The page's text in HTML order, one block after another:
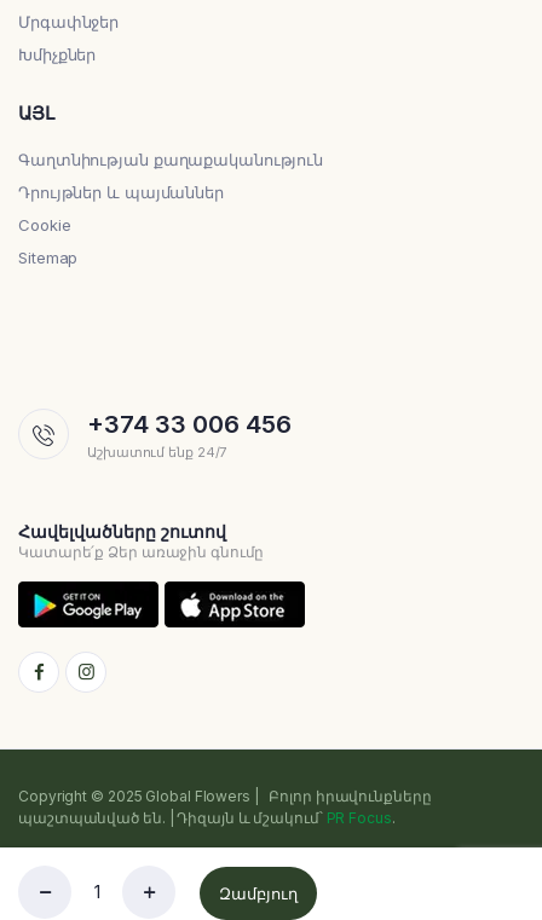
Զամբյուղ
Մրգափնջեր
Խմիչքներ
ԱՅԼ
Գաղտնիության քաղաքականություն
Դրույթներ և պայմաններ
Cookie
Sitemap
+374 33 006 456
Աշխատում ենք 24/7
Հավելվածները շուտով
Կատարե՛ք Ձեր առաջին գնումը
Copyright © 2025 Global Flowers | Բոլոր իրավունքները
պաշտպանված են. | Դիզայն և մշակում՝ PR Focus.
Գաղտնիության քաղաքականություն
Cookie
Sitemap